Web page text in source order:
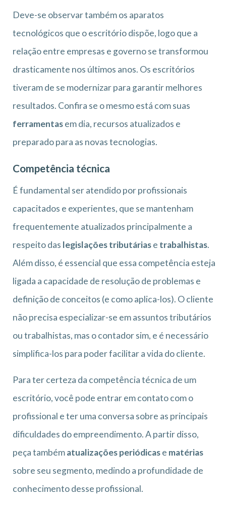
Deve-se observar também os aparatos
tecnológicos que o escritório dispõe, logo que a
relação entre empresas e governo se transformou
drasticamente nos últimos anos. Os escritórios
tiveram de se modernizar para garantir melhores
resultados. Confira se o mesmo está com suas
ferramentasem dia, recursos atualizados e
preparado para as novas tecnologias.
Competência técnica
É fundamental ser atendido por profissionais
capacitados e experientes, que se mantenham
frequentemente atualizados principalmente a
respeito das legislações tributáriase trabalhistas.
Além disso, é essencial que essa competência esteja
ligada a capacidade de resolução de problemas e
definição de conceitos (e como aplica-los). O cliente
não precisa especializar-se em assuntos tributários
ou trabalhistas, mas o contador sim, e é necessário
simplifica-los para poder facilitar a vida do cliente.
Para ter certeza da competência técnica de um
escritório, você pode entrar em contato com o
profissional e ter uma conversa sobre as principais
dificuldades do empreendimento. A partir disso,
peça tambématualizações periódicase matérias
sobre seu segmento, medindo a profundidade de
conhecimento desse profissional.